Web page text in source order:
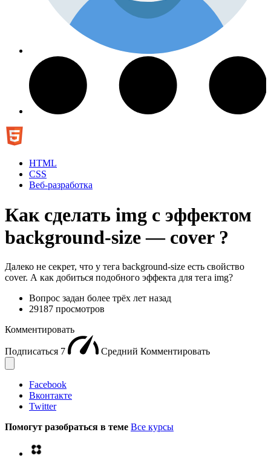
HTML
CSS
Веб-разработка
Как сделать img с эффектом
background-size — cover ?
Далеко не секрет, что у тега background-size есть свойство
cover. А как добиться подобного эффекта для тега img?
Вопрос задан более трёх лет назад
29187 просмотров
Комментировать
Подписаться 7 Средний Комментировать
Facebook
Вконтакте
Twitter
Помогут разобраться в теме Все курсы